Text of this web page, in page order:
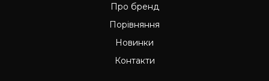
Про бренд
Порівняння
Новинки
Контакти